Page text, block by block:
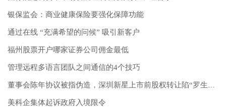
银保监会：商业健康保险要强化保障功能
通过在线 “充满希望的问候” 吸引新客户
福州股票开户哪家证券公司佣金最低
管理远程多语言团队之间通信的4个技巧
美科企集体起诉政府入境限令